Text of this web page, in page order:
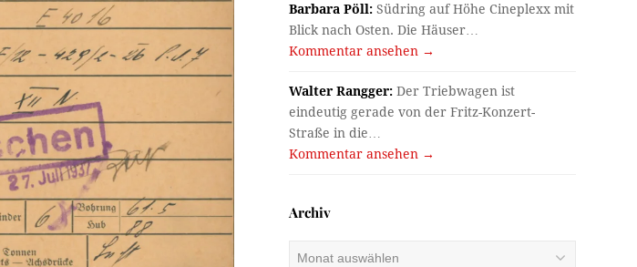
Barbara Pöll: Südring auf Höhe Cineplexx mit
Blick nach Osten. Die Häuser…
Kommentar ansehen →
Walter Rangger: Der Triebwagen ist
eindeutig gerade von der Fritz-Konzert-
Straße in die…
Kommentar ansehen →
Archiv